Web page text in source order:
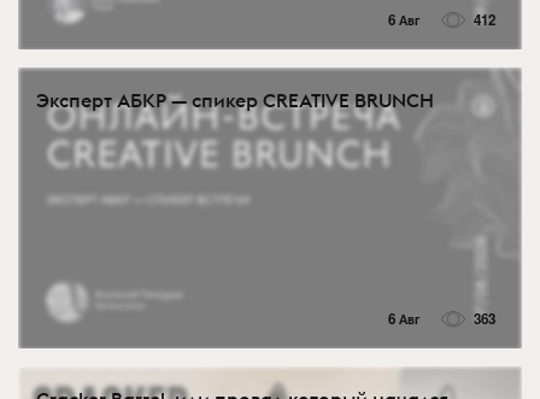
6 Авг 412
Эксперт АБКР — спикер CREATIVE BRUNCH
6 Авг 363